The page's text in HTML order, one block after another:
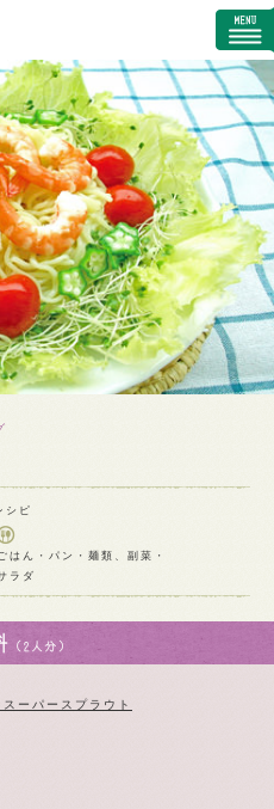
シピ
はん・パン・麺類、副菜・
ラダ
ーパースプラウト